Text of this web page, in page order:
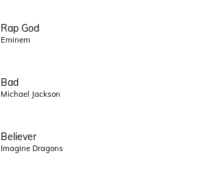
Rap God
Eminem
Bad
Michael Jackson
Believer
Imagine Dragons